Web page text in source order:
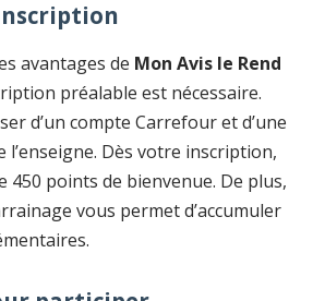
avantages de Mon Avis le Rend
préalable est nécessaire.
d’un compte Carrefour et d’une
l’enseigne. Dès votre inscription,
450 points de bienvenue. De plus,
vous permet d’accumuler